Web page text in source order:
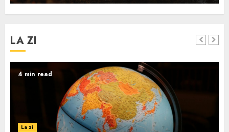
LA ZI
4 min read
La zi